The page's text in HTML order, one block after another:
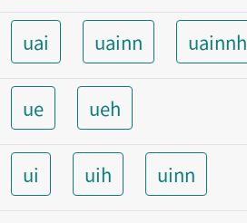
uai uainn uainnh
ue ueh
ui uih uinn